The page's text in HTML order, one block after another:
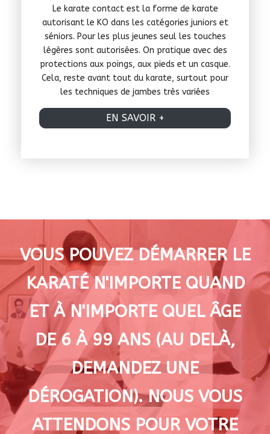
Le karate contact est la forme de karate
autorisant le KO dans les catégories juniors et
séniors. Pour les plus jeunes seul les touches
légères sont autorisées. On pratique avec des
protections aux poings, aux pieds et un casque.
Cela, reste avant tout du karate, surtout pour
les techniques de jambes très variées
EN SAVOIR +
VOUS POUVEZ DÉMARRER LE
KARATÉ N'IMPORTE QUAND
ET À N'IMPORTE QUEL ÂGE
DE 6 À 99 ANS (AU DELÀ,
DEMANDEZ UNE
DÉROGATION). NOUS VOUS
ATTENDONS POUR VOTRE